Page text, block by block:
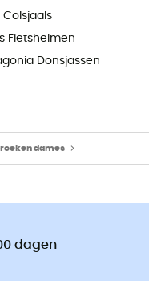
Colsjaals
Fietshelmen
Donsjassen
dames
dagen